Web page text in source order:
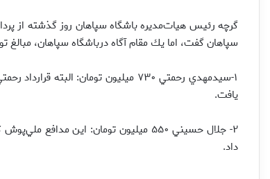
سپاهان گفت، اما يك مقام آگاه درباشگاه سپاهان،
يافت.
۲- جلال حسيني ۵۵۰ ميليون تومان: اين
داد.